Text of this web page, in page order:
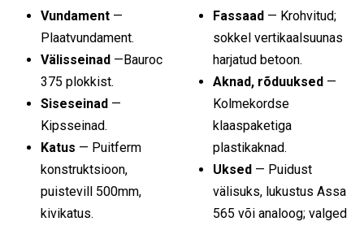
Vundament —
Plaatvundament.
Välisseinad —Bauroc
375 plokkist.
Siseseinad —
Kipsseinad.
Katus — Puitferm
konstruktsioon,
puistevill 500mm,
kivikatus.
Fassaad — Krohvitud;
sokkel vertikaalsuunas
harjatud betoon.
Aknad, rõduuksed —
Kolmekordse
klaaspaketiga
plastikaknad.
Uksed — Puidust
välisuks, lukustus Assa
565 või analoog; valged